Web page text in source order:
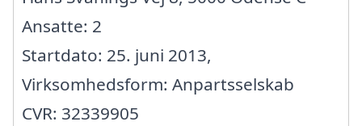
Ansatte: 2
Startdato: 25. juni 2013,
Virksomhedsform: Anpartsselskab
CVR: 32339905